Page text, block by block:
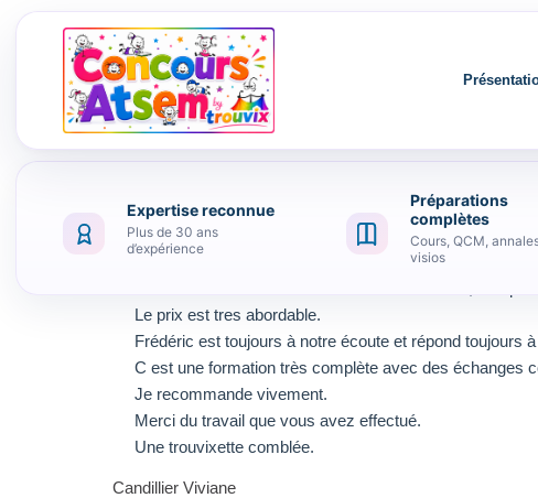
Expertise reconnue
Plus de 30 ans
d’expérience
Préparations
complètes
Cours, QCM,
visios
Le prix est tres abordable.
Frédéric est toujours à notre écoute et répond toujours
C est une formation très complète avec des échanges
Je recommande vivement.
Merci du travail que vous avez effectué.
Une trouvixette comblée.
Candillier Viviane